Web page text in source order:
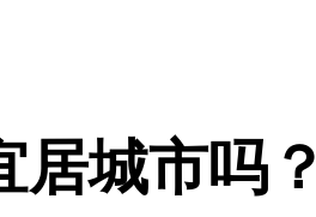
居城市吗